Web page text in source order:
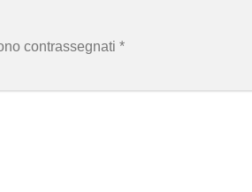
contrassegnati *